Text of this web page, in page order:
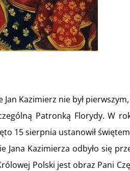
Jan Kazimierz nie był
Patronką Florydy. W
15 sierpnia ustanowił
Jana Kazimierza odbyło się
Polski jest obraz Pani